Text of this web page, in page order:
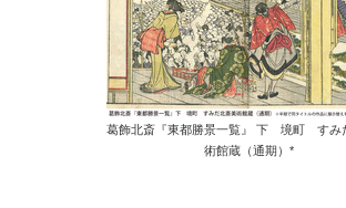
葛飾北斎『東都勝景一覧』 下 境町 すみ
術館蔵（通期）*